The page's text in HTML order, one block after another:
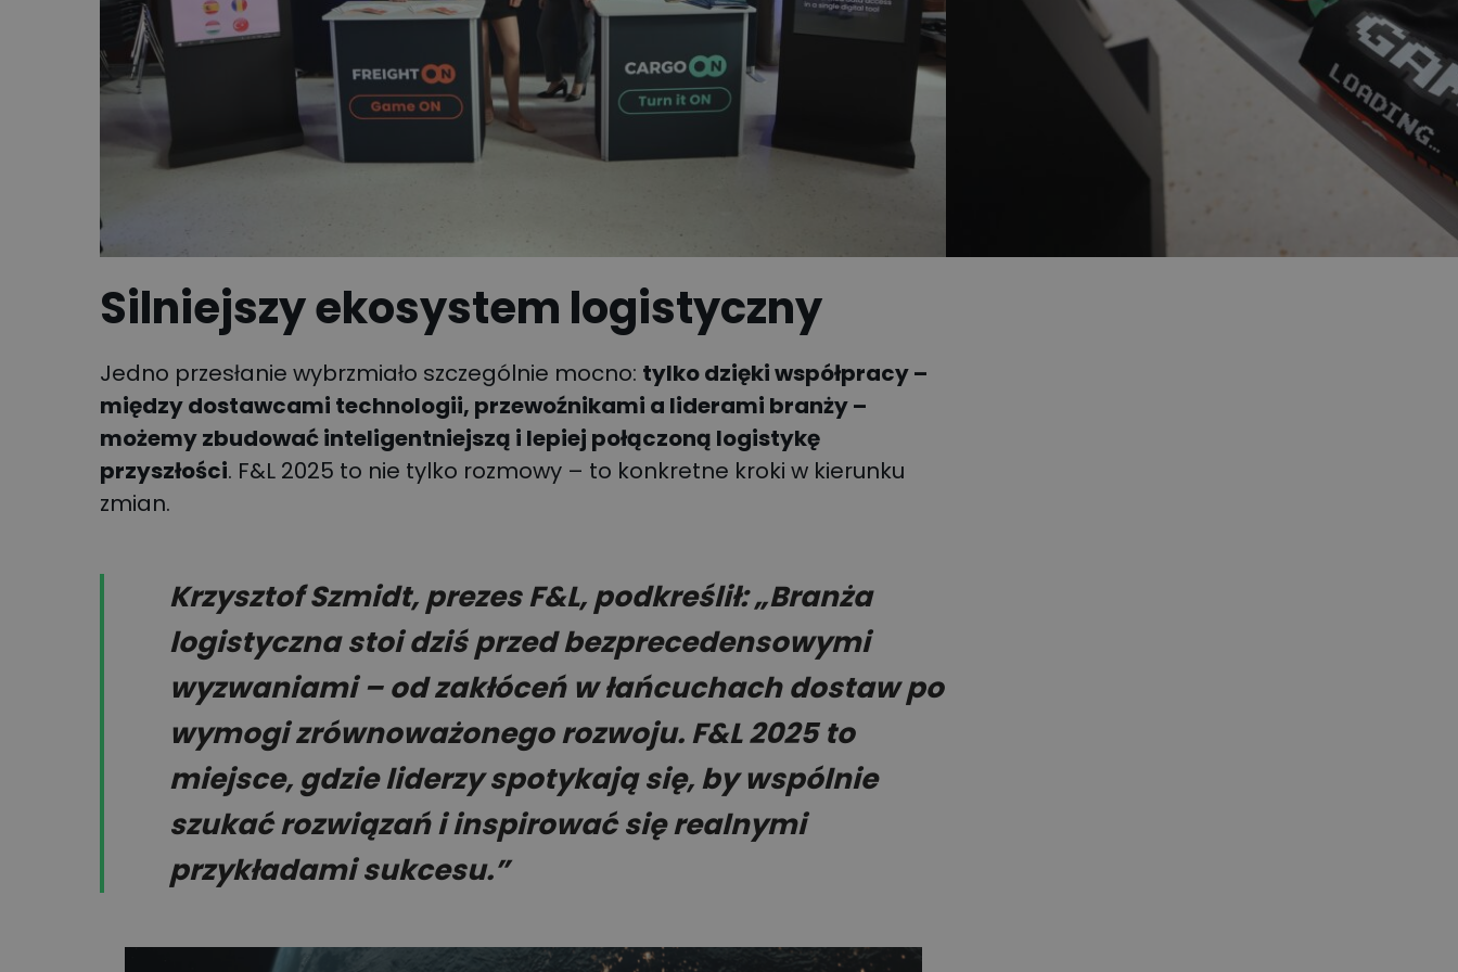
Silniejszy ekosystem logistyczny
Jedno przesłanie wybrzmiało szczególnie mocno: tylko dzięki współpracy –
między dostawcami technologii, przewoźnikami a liderami branży –
możemy zbudować inteligentniejszą i lepiej połączoną logistykę
przyszłości. F&L 2025 to nie tylko rozmowy – to konkretne kroki w kierunku
zmian.
Krzysztof Szmidt, prezes F&L, podkreślił: „Branża
logistyczna stoi dziś przed bezprecedensowymi
wyzwaniami – od zakłóceń w łańcuchach dostaw po
wymogi zrównoważonego rozwoju. F&L 2025 to
miejsce, gdzie liderzy spotykają się, by wspólnie
szukać rozwiązań i inspirować się realnymi
przykładami sukcesu.”